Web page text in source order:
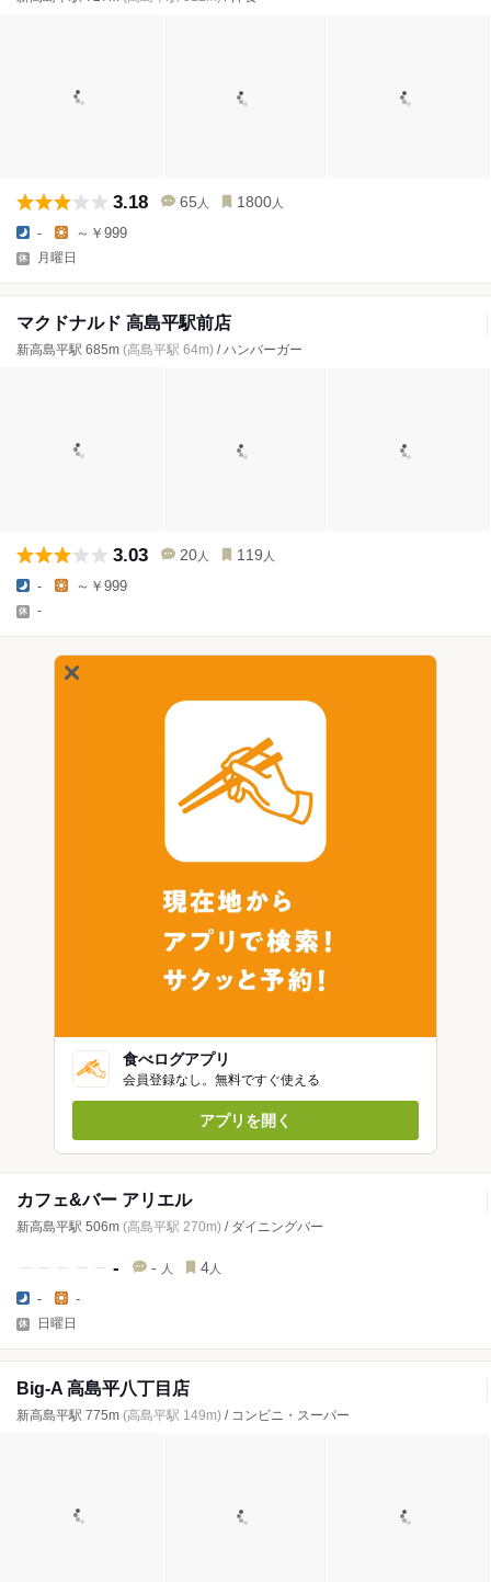
3.18 65 人 1800 人
- ～￥999
月曜日
マクドナルド 高島平駅前店
新高島平駅 685m (高島平駅 64m) / ハンバーガー
3.03 20 人 119 人
- ～￥999
-
食べログアプリ
会員登録なし。無料ですぐ使える
アプリを開く
カフェ&バー アリエル
新高島平駅 506m (高島平駅 270m) / ダイニングバー
- - 人 4 人
- -
日曜日
Big-A 高島平八丁目店
新高島平駅 775m (高島平駅 149m) / コンビニ・スーパー